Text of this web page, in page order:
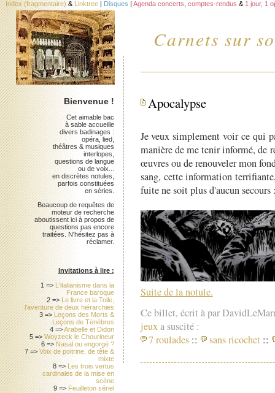
Carnets sur
Index (fragmentaire) & Linktree | Disques | Agenda concerts comptes-rendus & 1 jour, 1
Apocalypse
Je veux simplement voir ce qui
manière de me tenir informé, de
œuvres ou de renouveler mon
sang, cette information
fuite ne soit plus d'aucun secours
Suite de la notule.
Ce billet, écrit à par
jeuxa suscité :
7 roulades :: sans ricochet ::
Bienvenue !
Cet aimable bac
à sable accueille
divers badinages :
opéra, lied,
théâtres & musiques
interlopes,
questions de langue
ou de voix...
en discrètes notules,
parfois constituées
en séries.
Beaucoup de requêtes de
moteur de recherche
aboutissent ici à propos de
questions pas encore
traitées. N'hésitez pas à
réclamer.
Invitations à lire :
1 => L'italianisme dans la
France baroque
2 => Le livre et la Toile,
l'aventure de deux hiérarchies
3 => Leçons des Morts &
Leçons de Ténèbres
4 =>Arabelle et Didon
5 =>Woyzeck le Chourineur
6 => Nasal ou engorgé ?
7 =>Voix de poitrine, de tête &
mixte
8 => Les trois vertus
cardinales de la mise en
scène
9 => Feuilleton sériel